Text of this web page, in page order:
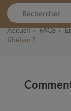
Accueil FAQs
tibétain ?